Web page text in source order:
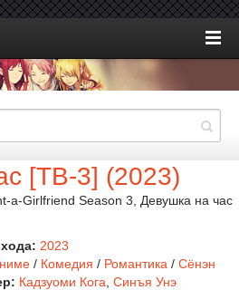
[ТВ-3] (2023)
a-Girlfriend Season 3, Девушка на час
2023
/ Комедия / Романтика / Сёнэн
Кадзуоми Кога Синъя Унэ